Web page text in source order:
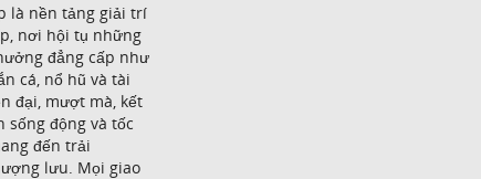
là nền tảng giải trí
nơi hội tụ những
đẳng cấp như
cá, nổ hũ và tài
đại, mượt mà, kết
động và tốc
đến trải
lưu. Mọi giao